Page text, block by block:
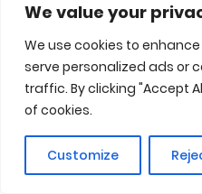
We value your
We use cookies to
serve personalized ads or
traffic. By clicking "Accept
of cookies.
Customize
Rei no Heya de Touhyou
no Bin o Sannin ni